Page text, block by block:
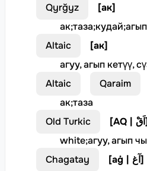
Qyrğyz [ак]
ак;таза;кудай;
Altaic
[ак]
агуу, агып кетүү,
Altaic
Qaraim
ак;таза
Old Turkic
[ AQ | اَقْ
white;агуу, агып
Chagatay
[ aġ | آغ]